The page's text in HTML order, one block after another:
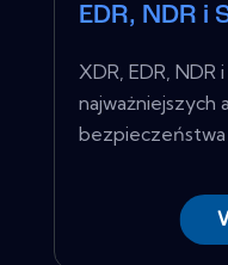
EDR, NDR i
XDR, EDR,
najważniejszych
bezpieczeństwa